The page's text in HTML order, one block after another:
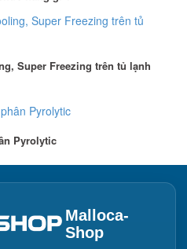
Super Freezing trên tủ lạnh
Pyrolytic
Malloca-
Shop